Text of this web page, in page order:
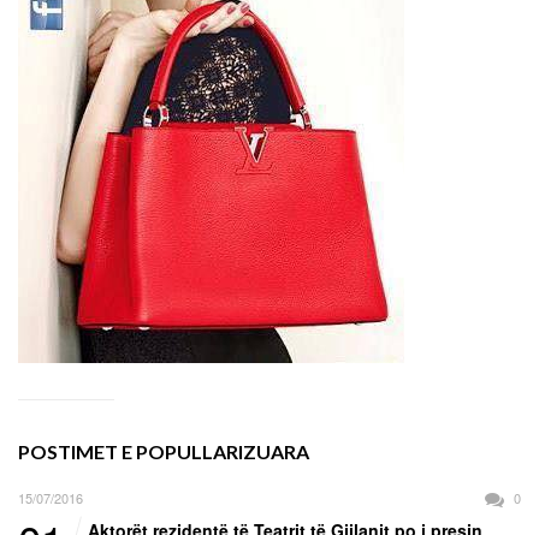
POSTIMET E POPULLARIZUARA
15/07/2016 0